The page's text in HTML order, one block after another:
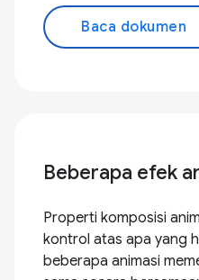
Baca dokumen
Beberapa efek
Properti komposisi
kontrol atas apa yang
beberapa animasi